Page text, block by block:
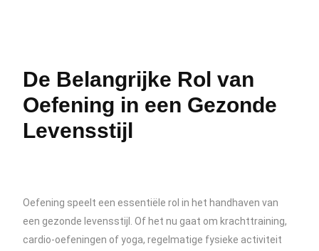
De Belangrijke Rol van
Oefening in een Gezonde
Levensstijl
Oefening speelt een essentiële rol in het handhaven van
een gezonde levensstijl. Of het nu gaat om krachttraining,
cardio-oefeningen of yoga, regelmatige fysieke activiteit